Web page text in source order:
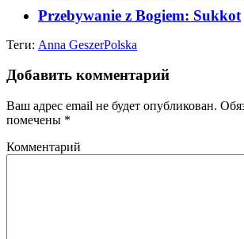
Przebywanie z Bogiem: Sukkot
Теги: Anna GeszerPolska
Добавить комментарий
Ваш адрес email не будет опубликован.
помечены *
Комментарий